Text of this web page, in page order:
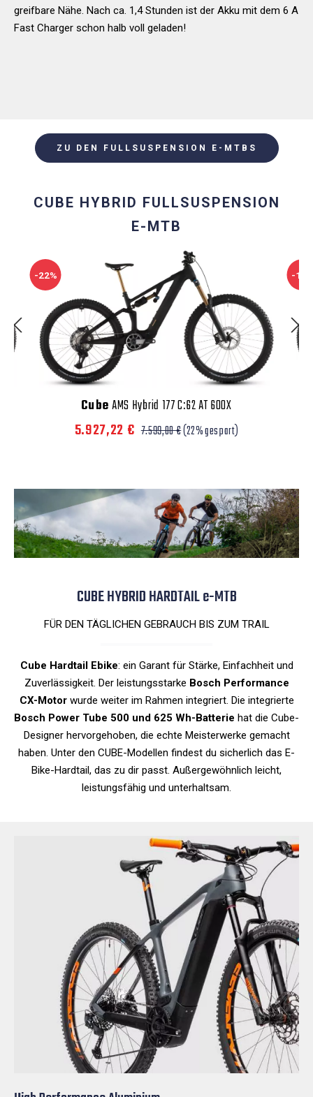
greifbare Nähe. Nach ca. 1,4 Stunden ist der Akku mit dem 6 A
Fast Charger schon halb voll geladen!
ZU DEN FULLSUSPENSION E-MTBS
CUBE HYBRID FULLSUSPENSION
E-MTB
-22%
CubeAMS Hybrid 177 C:62 AT 600X
5.927,22 € 7.599,00 €(22% gespart)
-10%
CUBE HYBRID HARDTAIL e-MTB
FÜR DEN TÄGLICHEN GEBRAUCH BIS ZUM TRAIL
Cube Hardtail Ebike: ein Garant für Stärke, Einfachheit und
Zuverlässigkeit. Der leistungsstarke Bosch Performance
CX-Motorwurde weiter im Rahmen integriert. Die integrierte
Bosch Power Tube 500 und 625 Wh-Batterie hat die Cube-
Designer hervorgehoben, die echte Meisterwerke gemacht
haben. Unter den CUBE-Modellen findest du sicherlich das E-
Bike-Hardtail, das zu dir passt. Außergewöhnlich leicht,
leistungsfähig und unterhaltsam.